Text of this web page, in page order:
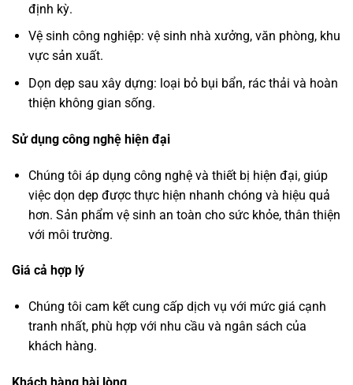
định kỳ.
Vệ sinh công nghiệp: vệ sinh nhà xưởng, văn phòng, khu
vực sản xuất.
Dọn dẹp sau xây dựng: loại bỏ bụi bẩn, rác thải và hoàn
thiện không gian sống.
Sử dụng công nghệ hiện đại
Chúng tôi áp dụng công nghệ và thiết bị hiện đại, giúp
việc dọn dẹp được thực hiện nhanh chóng và hiệu quả
hơn. Sản phẩm vệ sinh an toàn cho sức khỏe, thân thiện
với môi trường.
Giá cả hợp lý
Chúng tôi cam kết cung cấp dịch vụ với mức giá cạnh
tranh nhất, phù hợp với nhu cầu và ngân sách của
khách hàng.